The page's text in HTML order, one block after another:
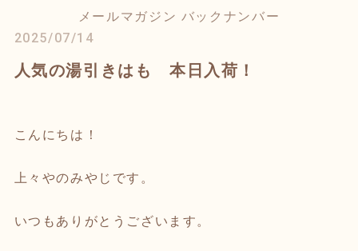
メールマガジン バックナンバー
2025/07/14
人気の湯引きはも 本日入荷！
こんにちは！
上々やのみやじです。
いつもありがとうございます。